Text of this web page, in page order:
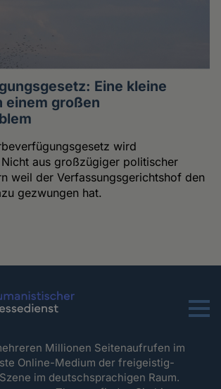
Eine kleine
einem großen
wird
aus großzügiger politischer
weil der Verfassungsgerichtshof den
gezwungen hat.
Menu
Millionen Seitenaufrufen im
Online-Medium der freigeistig-
im deutschsprachigen Raum.